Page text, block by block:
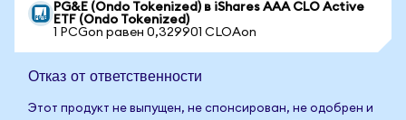
PG&E (Ondo Tokenized) в iShares AAA CLO Active
ETF (Ondo Tokenized)
1 PCGon равен 0,329901 CLOAon
Отказ от ответственности
Этот продукт не выпущен, не спонсирован, не одобрен и